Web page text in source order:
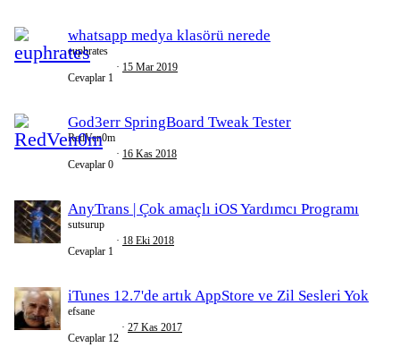
whatsapp medya klasörü nerede
euphrates
Cevaplar 1
15 Mar 2019
God3err SpringBoard Tweak Tester
RedVen0m
Cevaplar 0
16 Kas 2018
AnyTrans | Çok amaçlı iOS Yardımcı Programı
sutsurup
Cevaplar 1
18 Eki 2018
iTunes 12.7'de artık AppStore ve Zil Sesleri Yok
efsane
Cevaplar 12
27 Kas 2017